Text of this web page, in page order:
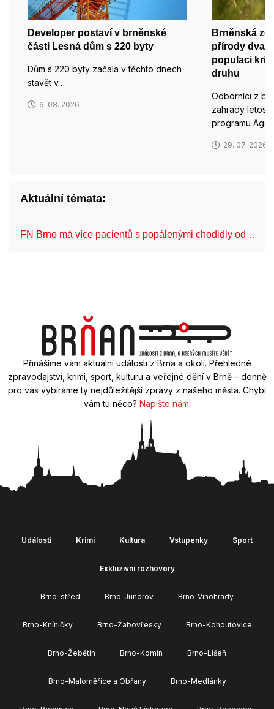
Developer postaví v brněnské
části Lesná dům s 220 byty
Dům s 220 byty začala v těchto dnech
stavět v…
6. 08. 2026
Brněnská
přírody
populaci
druhu
Odborníci z
zahrady letos
programu
29. 07. 2026
Aktuální témata:
FN Brno má více pacientů s popálenými chodidly od …
Přinášíme vám aktuální události z Brna a okolí. Přehledné
zpravodajství, krimi, sport, kulturu a veřejné dění v Brně – denně
pro vás vybíráme ty nejdůležitější zprávy z našeho města. Chybí
vám tu něco? Napište nám.
Události Krimi Kultura Vstupenky Sport
Exkluzivní rozhovory
Brno-střed Brno-Jundrov Brno-Vinohrady
Brno-Kníničky Brno-Žabovřesky Brno-Kohoutovice
Brno-Žebětín Brno-Komín Brno-Líšeň
Brno-Maloměřice a Obřany Brno-Medlánky